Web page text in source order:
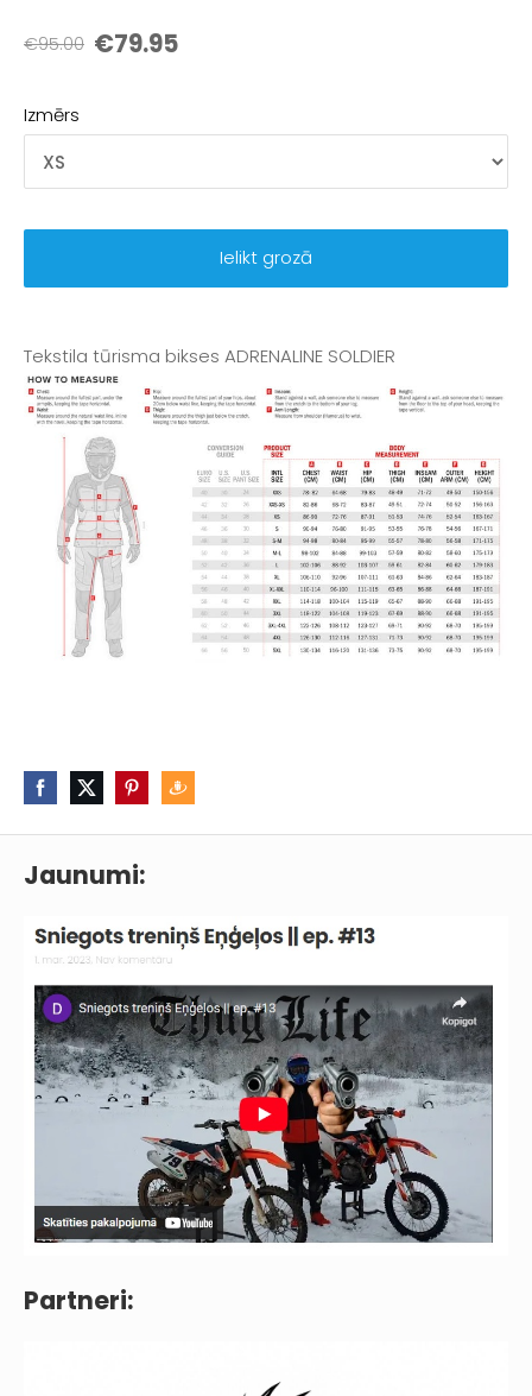
Jaunumi:
Partneri:
€95.00 €79.95
Izmērs
Ielikt grozā
Tekstila tūrisma bikses ADRENALINE SOLDIER